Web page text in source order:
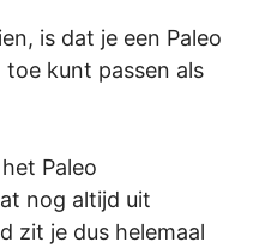
is dat je een Paleo
kunt passen als
Paleo
nog altijd uit
zit je dus helemaal